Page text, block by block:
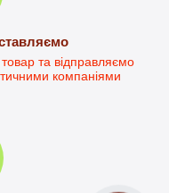
письмовий Дейв-2L
наявності
ціна доставки
284.00
та відправляємо
компаніями